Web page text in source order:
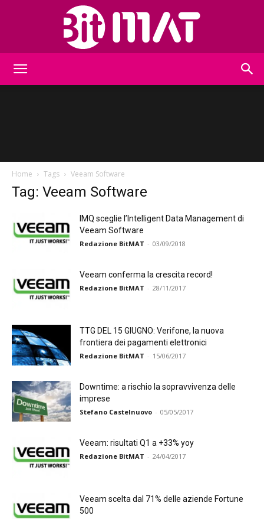
Home Tags Veeam Software
Tag: Veeam Software
IMQ sceglie l’Intelligent Data Management di
Veeam Software
Redazione BitMAT - 03/09/2018
Veeam conferma la crescita record!
Redazione BitMAT - 28/11/2017
TTG DEL 15 GIUGNO: Verifone, la nuova
frontiera dei pagamenti elettronici
Redazione BitMAT - 15/06/2017
Downtime: a rischio la sopravvivenza delle
imprese
Stefano Castelnuovo - 05/05/2017
Veeam: risultati Q1 a +33% yoy
Redazione BitMAT - 24/04/2017
Veeam scelta dal 71% delle aziende Fortune
500